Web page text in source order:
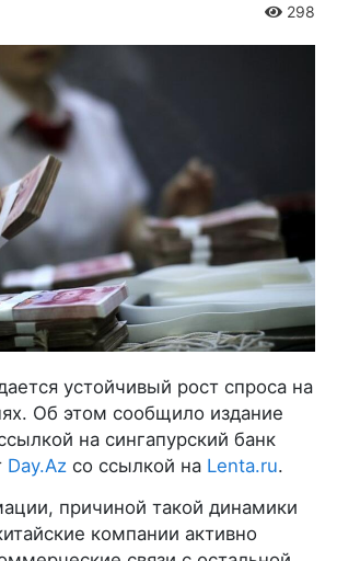
298
устойчивый рост спроса на
Об этом сообщило издание
на сингапурский банк
Day.Az со ссылкой на Lenta.ru.
причиной такой динамики
компании активно